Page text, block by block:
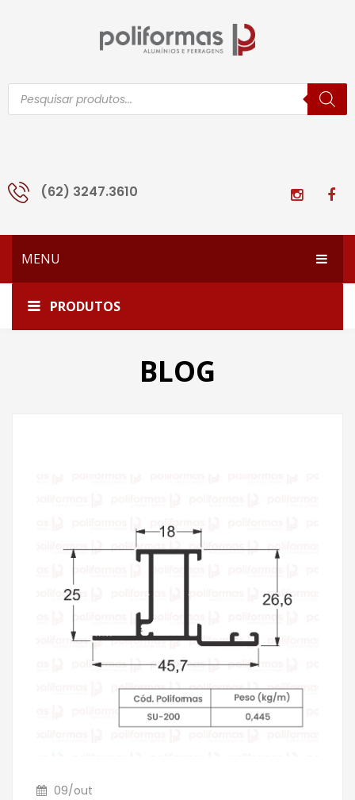
Pesquisar
produtos
(62) 3247.3610
MENU
HOME
EMPRESA
PRODUTOS
Home SU-200
BLOG
09/out